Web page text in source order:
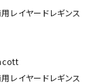
レイヤードレギンス
レイヤードレギンス